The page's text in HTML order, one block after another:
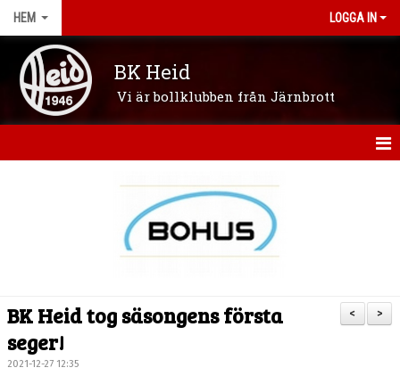
HEM LOGGA IN
BK Heid
Vi är bollklubben från Järnbrott
>
<
BK Heid tog säsongens första
seger!
2021-12-27 12:35